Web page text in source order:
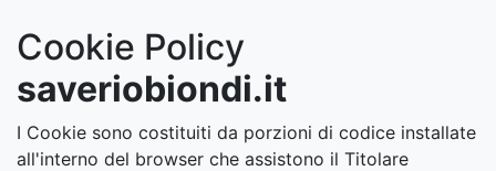
Cookie Policy
saveriobiondi.it
I Cookie sono costituiti da porzioni di codice installate
all'interno del browser che assistono il Titolare